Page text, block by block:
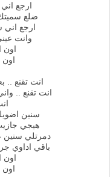
ارجع اني
ضلع
ارجع اني
وانت
اون
اون
انت تقنع ..
انت تقنع ..
سنين
هيجي
دمرتلي
باقي اداوي
اون
اون